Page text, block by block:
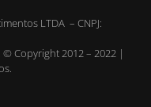
LTDA – CNPJ:
© Copyright 2012 – 2022 |